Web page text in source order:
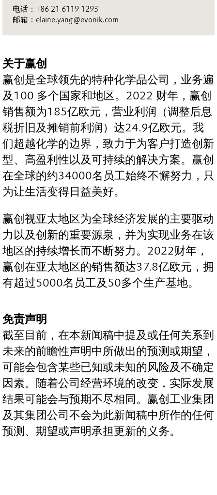
电话：+86 21 6119 1293
邮箱：elaine.yang@evonik.com
关于赢创
赢创是全球领先的特种化学品公司，业务遍
及100 多个国家和地区。2022 财年，赢创
销售额为185亿欧元，营业利润（调整后息
税折旧及摊销前利润）达24.9亿欧元。我
们超越化学的边界，致力于为客户打造创新
型、高盈利性以及可持续的解决方案。赢创
在全球的约34000名员工始终不懈努力，只
为让生活变得日益美好。
赢创视亚太地区为全球经济发展的主要驱动
力以及创新的重要源泉，并为实现业务在该
地区的持续增长而不断努力。2022财年，
赢创在亚太地区的销售额达37.8亿欧元，拥
有超过5000名员工及50多个生产基地。
免责声明
截至目前，在本新闻稿中提及或任何关系到
未来的前瞻性声明中所做出的预测或期望，
可能会包含某些已知或未知的风险及不确定
因素。随着公司经营环境的改变，实际发展
结果可能会与预期不尽相同。赢创工业集团
及其集团公司不会为此新闻稿中所作的任何
预测、期望或声明承担更新的义务。